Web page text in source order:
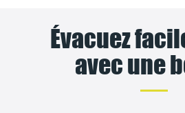
Évacuez
avec une